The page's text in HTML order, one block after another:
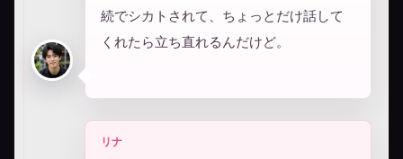
続でシカトされて、ちょっとだけ話して
くれたら立ち直れるんだけど。
リナ